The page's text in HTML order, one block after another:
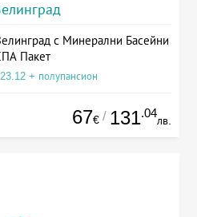
с Минерални Басейни
Пакет
+ полупансион
67€ / 131.04
лв.